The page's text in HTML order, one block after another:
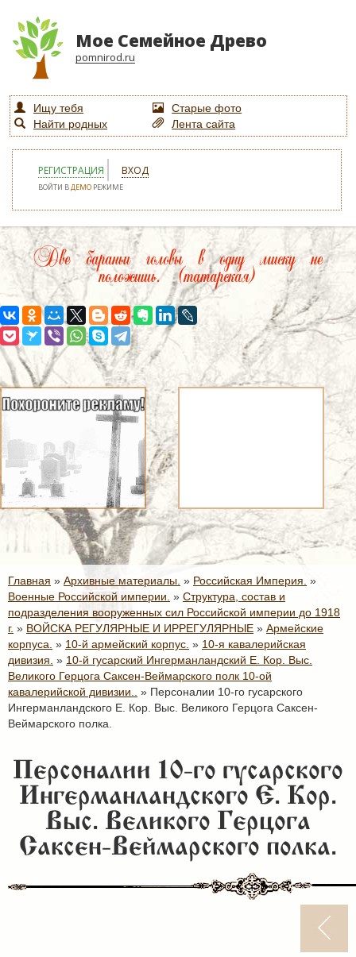
Мое Семейное Древо
pomnirod.ru
Ищу тебя
Старые фото
Найти родных
Лента сайта
РЕГИСТРАЦИЯ ВХОД
ВОЙТИ ВДЕМО РЕЖИМЕ
Две бараньи головы в одну миску не
положишь. (татарская)
Главная » Архивные материалы. » Российская Империя. »
Военные Российской империи. » Структура, состав и
подразделения вооруженных сил Российской империи до 1918
г. » ВОЙСКА РЕГУЛЯРНЫЕ И ИРРЕГУЛЯРНЫЕ » Армейские
корпуса. » 10-й армейский корпус. » 10-я кавалерийская
дивизия. » 10-й гусарский Ингерманландский Е. Кор. Выс.
Великого Герцога Саксен-Веймарского полк 10-ой
кавалерийской дивизии..
» Персоналии 10-го гусарского
Ингерманландского Е. Кор. Выс. Великого Герцога Саксен-
Веймарского полка.
Персоналии 10-го гусарского
Ингерманландского Е. Кор.
Выс. Великого Герцога
Саксен-Веймарского полка.